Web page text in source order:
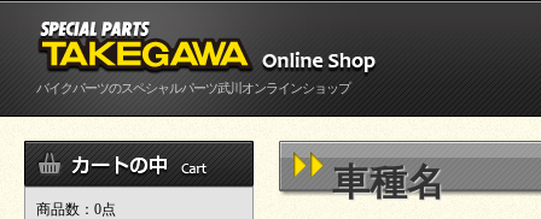
バイクパーツのスペシャルパーツ武川オンラインショップ
商品数：0点
車種名